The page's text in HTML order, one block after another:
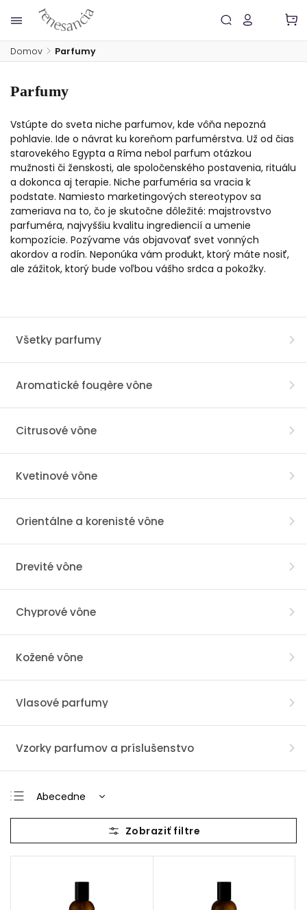
Domov / Parfumy
Parfumy
Vstúpte do sveta niche parfumov, kde vôňa nepozná
pohlavie. Ide o návrat ku koreňom parfumérstva. Už od čias
starovekého Egypta a Ríma nebol parfum otázkou
mužnosti či ženskosti, ale spoločenského postavenia, rituálu
a dokonca aj terapie. Niche parfuméria sa vracia k
podstate. Namiesto marketingových stereotypov sa
zameriava na to, čo je skutočne dôležité: majstrovstvo
parfuméra, najvyššiu kvalitu ingrediencií a umenie
kompozície. Pozývame vás objavovať svet vonných
akordov a rodín. Neponúka vám produkt, ktorý máte nosiť,
ale zážitok, ktorý bude voľbou vášho srdca a pokožky.
Všetky parfumy
Aromatické fougère vône
Citrusové vône
Kvetinové vône
Orientálne a korenisté vône
Drevité vône
Chyprové vône
Kožené vône
Vlasové parfumy
Vzorky parfumov a príslušenstvo
Abecedne
Najlacnejšie
Najdrahšie